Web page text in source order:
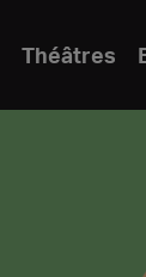
Théâtres